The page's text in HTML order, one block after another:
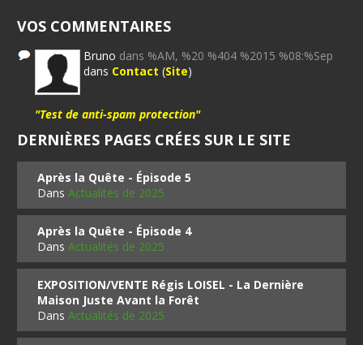
VOS COMMENTAIRES
Bruno dans %AM, %20 %404 %2015 %08:%Sep
dans Contact (Site)
"Test de anti-spam protection"
DERNIÈRES PAGES CRÉES SUR LE SITE
Après la Quête - Épisode 5
DansActualités de 2025
Après la Quête - Épisode 4
DansActualités de 2025
EXPOSITION/VENTE Régis LOISEL - La Dernière
Maison Juste Avant la Forêt
DansActualités de 2025